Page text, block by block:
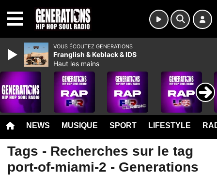
NEWS MUSIQUE SPORT LIFESTYLE
Tags - Recherches sur le tag
port-of-miami-2 - Generations
VOUS ÉCOUTEZ GENERATIONS
Franglish & Keblack & IDS
Haut les mains